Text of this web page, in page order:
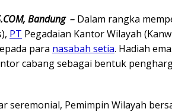
Bandung – Dalam rangka
PT Pegadaian Kantor Wilayah
para nasabah setia. Hadiah
cabang sebagai bentuk
seremonial, Pemimpin Wilayah